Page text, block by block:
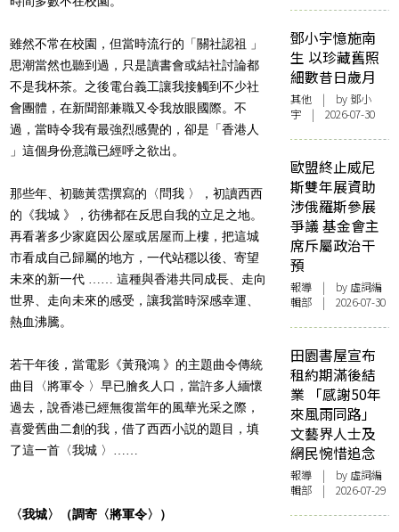
雖然不常在校園，但當時流行的「關社認祖 」
思潮當然也聽到過，只是讀書會或結社討論都
不是我杯茶。之後電台義工讓我接觸到不少社
會團體，在新聞部兼職又令我放眼國際。不
過，當時令我有最強烈感覺的，卻是「香港人
」這個身份意識已經呼之欲出。
那些年、初聽黃霑撰寫的〈問我 〉，初讀西西
的《我城 》，彷彿都在反思自我的立足之地。
再看著多少家庭因公屋或居屋而上樓，把這城
市看成自己歸屬的地方，一代站穩以後、寄望
未來的新一代 …… 這種與香港共同成長、走向
世界、走向未來的感受，讓我當時深感幸運、
熱血沸騰。
若干年後，當電影《黃飛鴻 》的主題曲令傳統
曲目〈將軍令 〉早已膾炙人口，當許多人緬懷
過去，說香港已經無復當年的風華光采之際，
喜愛舊曲二創的我，借了西西小説的題目，填
了這一首〈我城 〉……
〈我城〉（調寄〈將軍令〉）
鄧小宇憶施南
生 以珍藏舊照
細數昔日歲月
其他 | by 鄧小
宇 | 2026-07-30
歐盟終止威尼
斯雙年展資助
涉俄羅斯參展
爭議 基金會主
席斥屬政治干
預
報導 | by 虛詞編
輯部 | 2026-07-30
田園書屋宣布
租約期滿後結
業 「感謝50年
來風雨同路」
文藝界人士及
網民惋惜追念
報導 | by 虛詞編
輯部 | 2026-07-29